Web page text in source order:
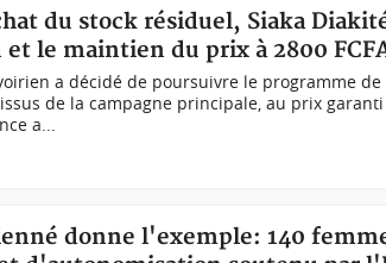
du stock résiduel, Siaka
le maintien du prix à 2800
a décidé de poursuivre le programme de
de la campagne principale, au prix garanti
a...
donne l'exemple: 140